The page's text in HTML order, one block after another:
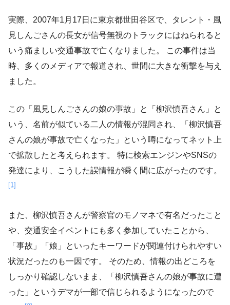
実際、2007年1月17日に東京都世田谷区で、タレント・風
見しんごさんの長女が信号無視のトラックにはねられると
いう痛ましい交通事故で亡くなりました。 この事件は当
時、多くのメディアで報道され、世間に大きな衝撃を与え
ました。
この「風見しんごさんの娘の事故」と「柳沢慎吾さん」と
いう、名前が似ている二人の情報が混同され、「柳沢慎吾
さんの娘が事故で亡くなった」という噂になってネット上
で拡散したと考えられます。 特に検索エンジンやSNSの
発達により、こうした誤情報が瞬く間に広がったのです。
[1]
また、柳沢慎吾さんが警察官のモノマネで有名だったこと
や、交通安全イベントにも多く参加していたことから、
「事故」「娘」といったキーワードが関連付けられやすい
状況だったのも一因です。 そのため、情報の出どころを
しっかり確認しないまま、「柳沢慎吾さんの娘が事故に遭
った」というデマが一部で信じられるようになったので